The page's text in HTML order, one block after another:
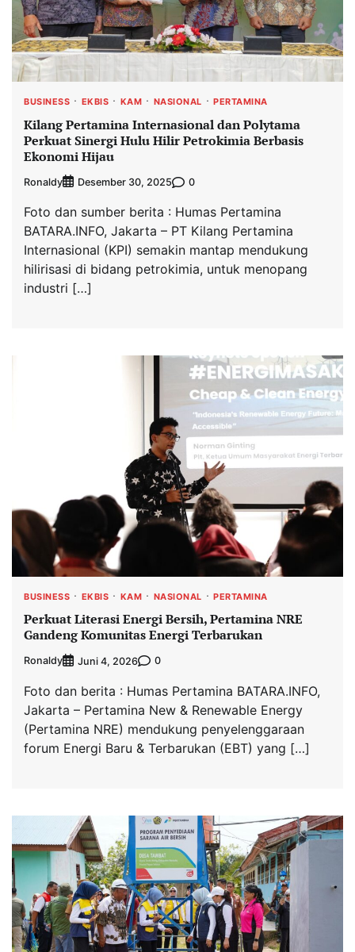
BUSINESS EKBIS KAM NASIONAL PERTAMINA
Kilang Pertamina Internasional dan Polytama
Perkuat Sinergi Hulu Hilir Petrokimia Berbasis
Ekonomi Hijau
Ronaldy Desember 30, 2025 0
Foto dan sumber berita : Humas Pertamina
BATARA.INFO, Jakarta – PT Kilang Pertamina
Internasional (KPI) semakin mantap mendukung
hilirisasi di bidang petrokimia, untuk menopang
industri […]
BUSINESS EKBIS KAM NASIONAL PERTAMINA
Perkuat Literasi Energi Bersih, Pertamina NRE
Gandeng Komunitas Energi Terbarukan
Ronaldy Juni 4, 2026 0
Foto dan berita : Humas Pertamina BATARA.INFO,
Jakarta – Pertamina New & Renewable Energy
(Pertamina NRE) mendukung penyelenggaraan
forum Energi Baru & Terbarukan (EBT) yang […]